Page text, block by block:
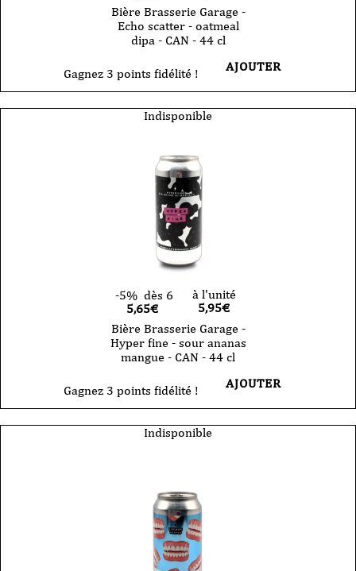
Bière Brasserie Garage -
Echo scatter - oatmeal
dipa - CAN - 44 cl
Gagnez 3 points fidélité ! AJOUTER
Indisponible
-5% dès 6
5,65€
à l'unité
5,95€
Bière Brasserie Garage -
Hyper fine - sour ananas
mangue - CAN - 44 cl
Gagnez 3 points fidélité ! AJOUTER
Indisponible